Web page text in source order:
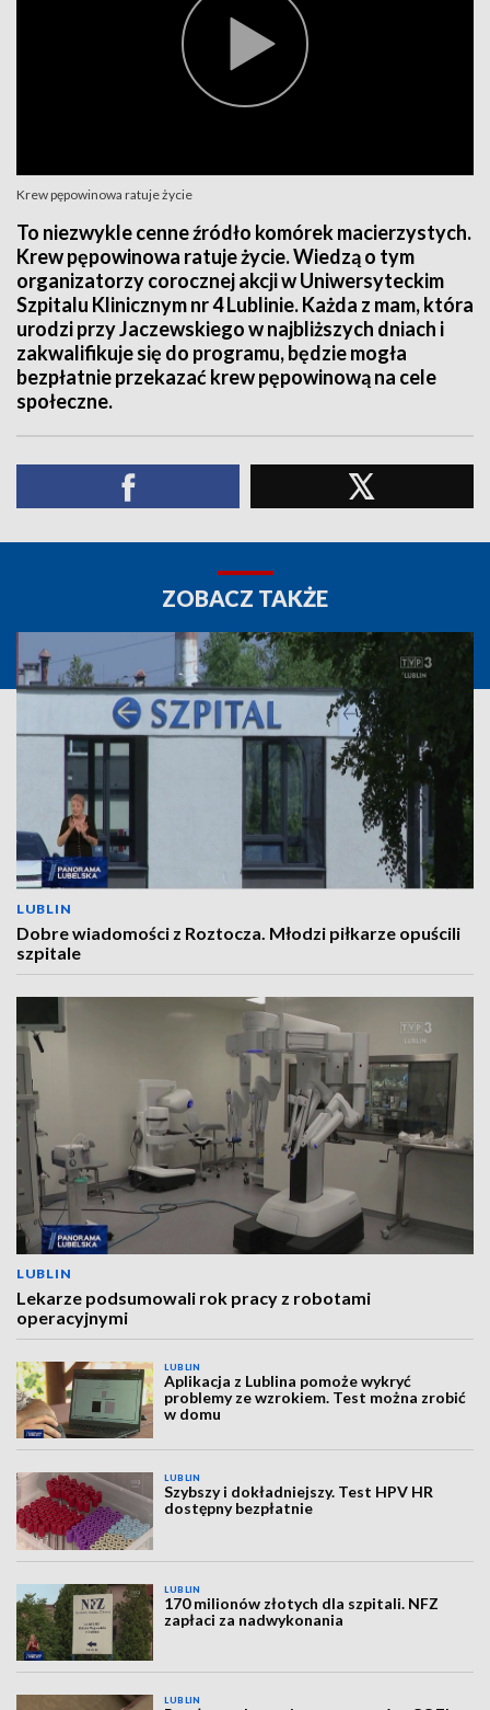
Krew pępowinowa ratuje życie
To niezwykle cenne źródło komórek macierzystych.
Krew pępowinowa ratuje życie. Wiedzą o tym
organizatorzy corocznej akcji w Uniwersyteckim
Szpitalu Klinicznym nr 4 Lublinie. Każda z mam, która
urodzi przy Jaczewskiego w najbliższych dniach i
zakwalifikuje się do programu, będzie mogła
bezpłatnie przekazać krew pępowinową na cele
społeczne.
ZOBACZ TAKŻE
LUBLIN
Dobre wiadomości z Roztocza. Młodzi piłkarze opuścili
szpitale
LUBLIN
Lekarze podsumowali rok pracy z robotami
operacyjnymi
LUBLIN
Aplikacja z Lublina pomoże wykryć
problemy ze wzrokiem. Test można zrobić
w domu
LUBLIN
Szybszy i dokładniejszy. Test HPV HR
dostępny bezpłatnie
LUBLIN
170 milionów złotych dla szpitali. NFZ
zapłaci za nadwykonania
LUBLIN